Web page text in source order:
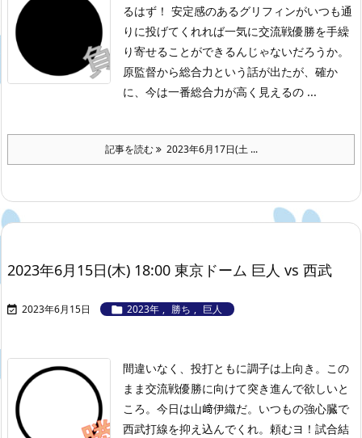
るはず！ 安定感のあるグリフィンがいつも通
りに投げてくれれば一気に交流戦優勝を手繰
り寄せることができるんじゃないだろうか。
原監督から総合力という話が出たが、確か
に、今は一番総合力が高く見えるの ...
記事を読む 2023年6月17日(土 ...
2023年6月15日(木) 18:00 東京ドーム 巨人 vs 西武
 2023年6月15日  2023年 , 勝ち , 巨人
間違いなく、投打ともに調子は上向き。この
まま交流戦優勝に向けて突き進んで欲しいと
ころ。今日は山﨑伊織だ。いつもの強心臓で
西武打線を抑え込んでくれ。頼むヨ！ 試合結